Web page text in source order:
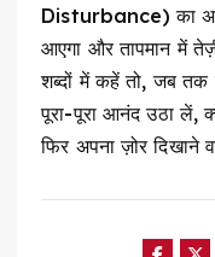
Disturbance) का
आएगा और तापमान में
शब्दों में कहें तो, जब
पूरा-पूरा आनंद उठा लें,
फिर अपना ज़ोर दिखाने